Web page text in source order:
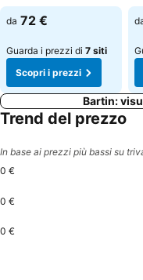
Scopri i prezzi
da 72 €
Guarda i prezzi di 7 siti
Scopri i prezzi
Bartin:
Trend del prezzo
In base ai prezzi più bassi su
0 €
0 €
0 €